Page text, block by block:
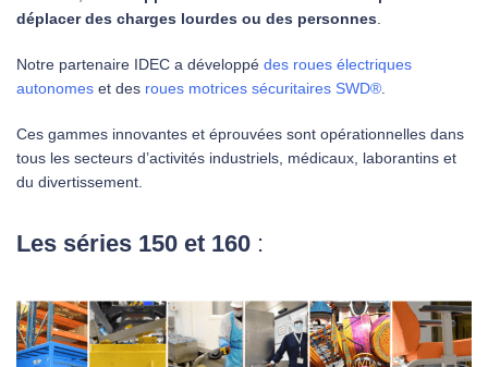
déplacer des charges lourdes ou des personnes
Notre partenaire IDEC a développé des roues électriques
autonomes et des roues motrices sécuritaires SWD®
Ces gammes innovantes et éprouvées sont opérationnelles dans
tous les secteurs d’activités industriels, médicaux, laborantins et
du divertissement.
Les séries 150 et 160 :